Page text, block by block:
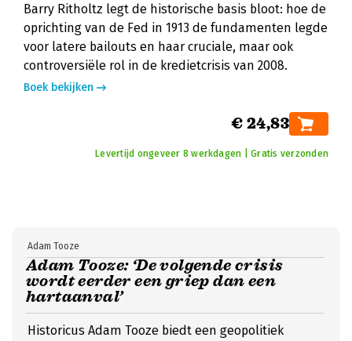
Barry Ritholtz legt de historische basis bloot: hoe de
oprichting van de Fed in 1913 de fundamenten legde
voor latere bailouts en haar cruciale, maar ook
controversiële rol in de kredietcrisis van 2008.
Boek bekijken
€ 24,83
Levertijd ongeveer 8 werkdagen | Gratis verzonden
Adam Tooze: ‘De volgende crisis
wordt eerder een griep dan een
hartaanval’
Adam Tooze
Historicus Adam Tooze biedt een geopolitiek